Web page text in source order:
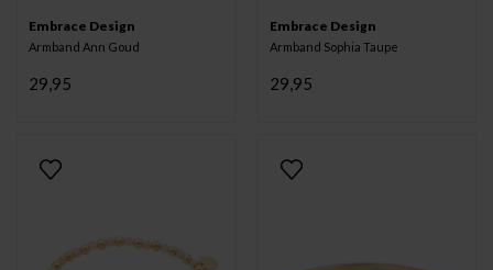
Embrace Design
Armband Ann Goud
29,95
Embrace Design
Armband Sophia Taupe
29,95